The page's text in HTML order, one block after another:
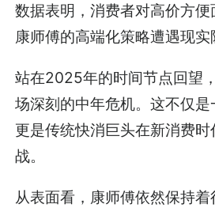
数据表明，消费者对高价方便
康师傅的高端化策略遭遇现实
站在2025年的时间节点回望
场深刻的中年危机。这不仅是
更是传统快消巨头在新消费
战。
从表面看，康师傅依然保持